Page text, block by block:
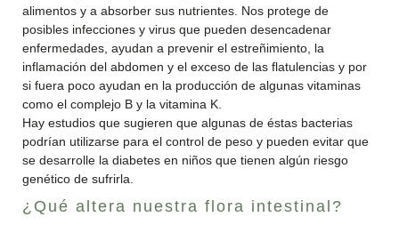
alimentos y a absorber sus nutrientes. Nos protege de
posibles infecciones y virus que pueden desencadenar
enfermedades, ayudan a prevenir el estreñimiento, la
inflamación del abdomen y el exceso de las flatulencias y por
si fuera poco ayudan en la producción de algunas vitaminas
como el complejo B y la vitamina K.
Hay estudios que sugieren que algunas de éstas bacterias
podrían utilizarse para el control de peso y pueden evitar que
se desarrolle la diabetes en niños que tienen algún riesgo
genético de sufrirla.
¿Qué altera nuestra flora intestinal?